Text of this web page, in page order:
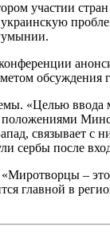
участии
«Целью
сербы после
–
главной в